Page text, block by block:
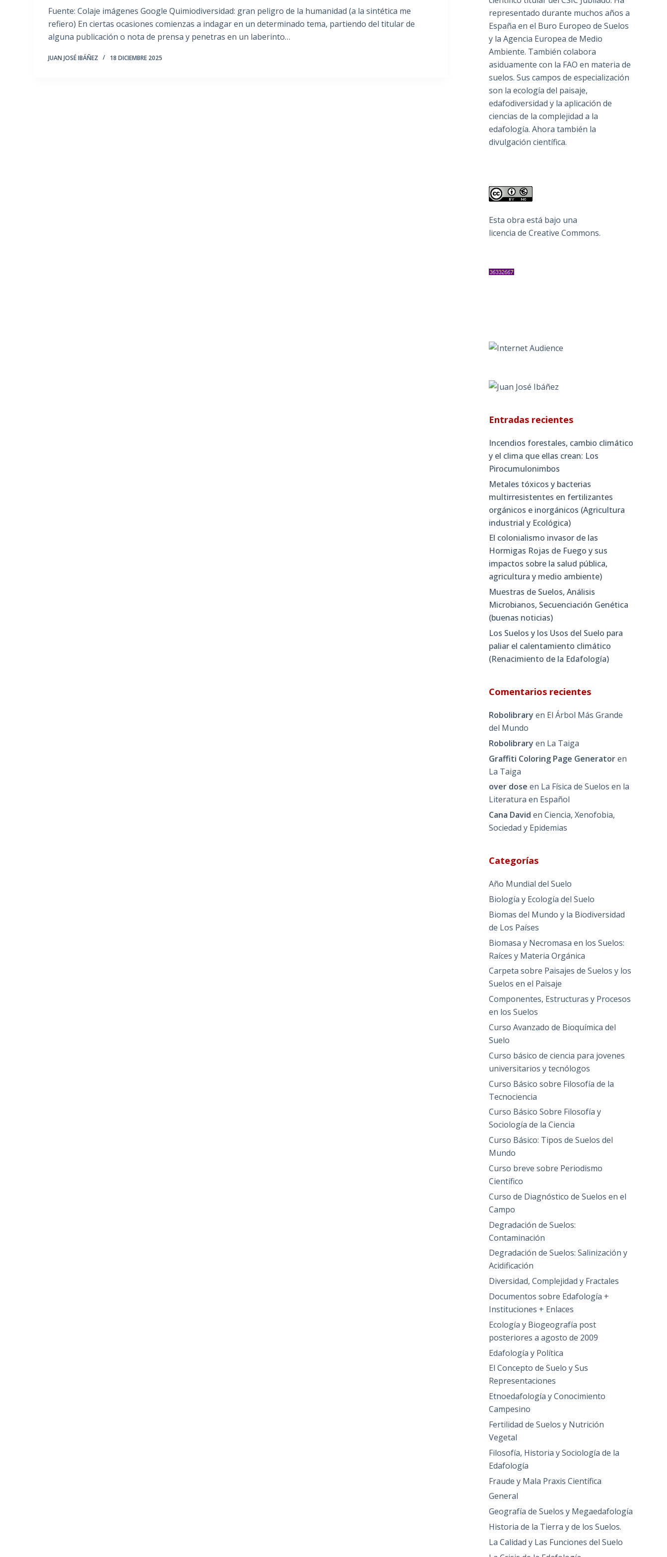
Fuente: Colaje imágenes Google Quimiodiversidad: gran peligro de la humanidad (a la sintética me
refiero) En ciertas ocasiones comienzas a indagar en un determinado tema, partiendo del titular de
alguna publicación o nota de prensa y penetras en un laberinto…
JUAN JOSÉ IBÁÑEZ 18 DICIEMBRE 2025
representado durante muchos años a
España en el Buro Europeo de Suelos
y la Agencia Europea de Medio
Ambiente. También colabora
asiduamente con la FAO en materia de
suelos. Sus campos de especialización
son la ecología del paisaje,
edafodiversidad y la aplicación de
ciencias de la complejidad a la
edafología. Ahora también la
divulgación científica.
Esta obra está bajo una
licencia de Creative Commons.
Entradas recientes
Incendios forestales, cambio climático
y el clima que ellas crean: Los
Pirocumulonimbos
Metales tóxicos y bacterias
multirresistentes en fertilizantes
orgánicos e inorgánicos (Agricultura
industrial y Ecológica)
El colonialismo invasor de las
Hormigas Rojas de Fuego y sus
impactos sobre la salud pública,
agricultura y medio ambiente)
Muestras de Suelos, Análisis
Microbianos, Secuenciación Genética
(buenas noticias)
Los Suelos y los Usos del Suelo para
paliar el calentamiento climático
(Renacimiento de la Edafología)
Comentarios recientes
Robolibrary en El Árbol Más Grande
del Mundo
Robolibrary en La Taiga
Graffiti Coloring Page Generatoren
La Taiga
over dose en La Física de Suelos en la
Literatura en Español
Cana David enCiencia, Xenofobia,
Sociedad y Epidemias
Categorías
Año Mundial del Suelo
Biología y Ecología del Suelo
Biomas del Mundo y la Biodiversidad
de Los Países
Biomasa y Necromasa en los Suelos:
Raíces y Materia Orgánica
Carpeta sobre Paisajes de Suelos y los
Suelos en el Paisaje
Componentes, Estructuras y Procesos
en los Suelos
Curso Avanzado de Bioquímica del
Suelo
Curso básico de ciencia para jovenes
universitarios y tecnólogos
Curso Básico sobre Filosofía de la
Tecnociencia
Curso Básico Sobre Filosofía y
Sociología de la Ciencia
Curso Básico: Tipos de Suelos del
Mundo
Curso breve sobre Periodismo
Científico
Curso de Diagnóstico de Suelos en el
Campo
Degradación de Suelos:
Contaminación
Degradación de Suelos: Salinización y
Acidificación
Diversidad, Complejidad y Fractales
Documentos sobre Edafología +
Instituciones + Enlaces
Ecología y Biogeografía post
posteriores a agosto de 2009
Edafología y Política
El Concepto de Suelo y Sus
Representaciones
Etnoedafología y Conocimiento
Campesino
Fertilidad de Suelos y Nutrición
Vegetal
Filosofía, Historia y Sociología de la
Edafología
Fraude y Mala Praxis Científica
General
Geografía de Suelos y Megaedafología
Historia de la Tierra y de los Suelos.
La Calidad y Las Funciones del Suelo